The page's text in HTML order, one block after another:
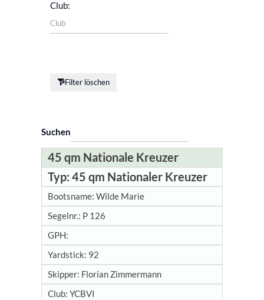
Filter löschen
Suchen
45 qm Nationale Kreuzer
45 qm Nationaler Kreuzer
Wilde Marie
P 126
92
Florian Zimmermann
YCBVI